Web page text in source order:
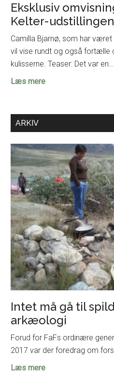
Eksklusiv
Kelter-
Camilla Bjarnø, som har
vil vise rundt og også fortælle
kulisserne. Teaser: Det var en…
Læs mereEksklusiv
i
Kelter-
udstillingen
på
Moesgaard
ARKIV
Intet må gå til
arkæologi
Forud for FaFs ordinære
2017 var der foredrag om
Læs mereIntet